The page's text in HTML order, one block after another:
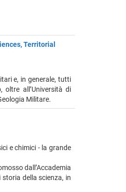
Territorial
e, in generale, tutti
all’Università di
Militare.
e chimici - la grande
dall’Accademia
della scienza, in